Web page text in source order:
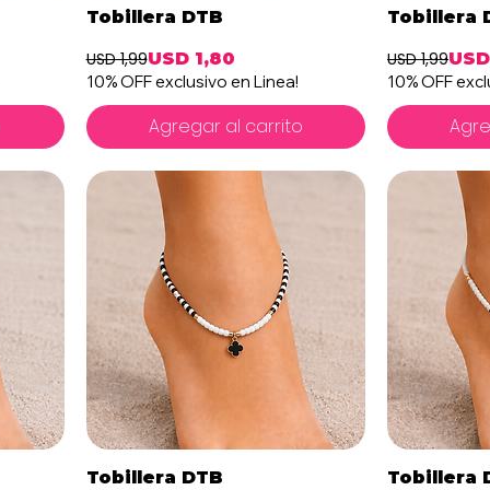
Vista rápida
Tobillera DTB
Precio
USD 1,99
Precio de oferta
USD 1,80
10% OFF exclusivo en Linea!
Agregar al carrito
Tobillera
USD 1,99
10% OFF
Vista rápida
Tobillera DTB Tobillera